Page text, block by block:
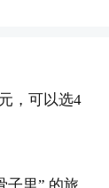
，可以选4